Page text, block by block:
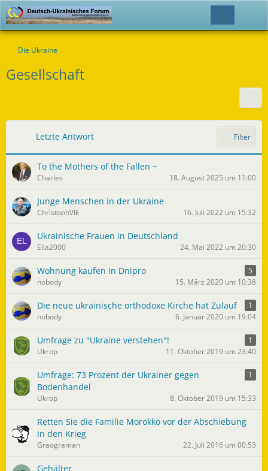
Die Ukraine
Gesellschaft
Letzte Antwort Filter
To the Mothers of the Fallen ~
Charles 18. August 2025 um 11:00
Junge Menschen in der Ukraine
ChristophVIE 16. Juli 2022 um 15:32
Ukrainische Frauen in Deutschland
Ella2000 24. Mai 2022 um 20:30
Wohnung kaufen in Dnipro
5
nobody
15. März 2020 um 10:38
Die neue ukrainische orthodoxe Kirche hat Zulauf
1
nobody
6. Januar 2020 um 19:04
Umfrage zu "Ukraine verstehen"!
1
Ukrop
11. Oktober 2019 um 23:40
Umfrage: 73 Prozent der Ukrainer gegen
Bodenhandel
1
Ukrop 8. Oktober 2019 um 15:33
Retten Sie die Familie Morokko vor der Abschiebung
in den Krieg
Graograman 22. Juli 2016 um 00:53
Gehälter